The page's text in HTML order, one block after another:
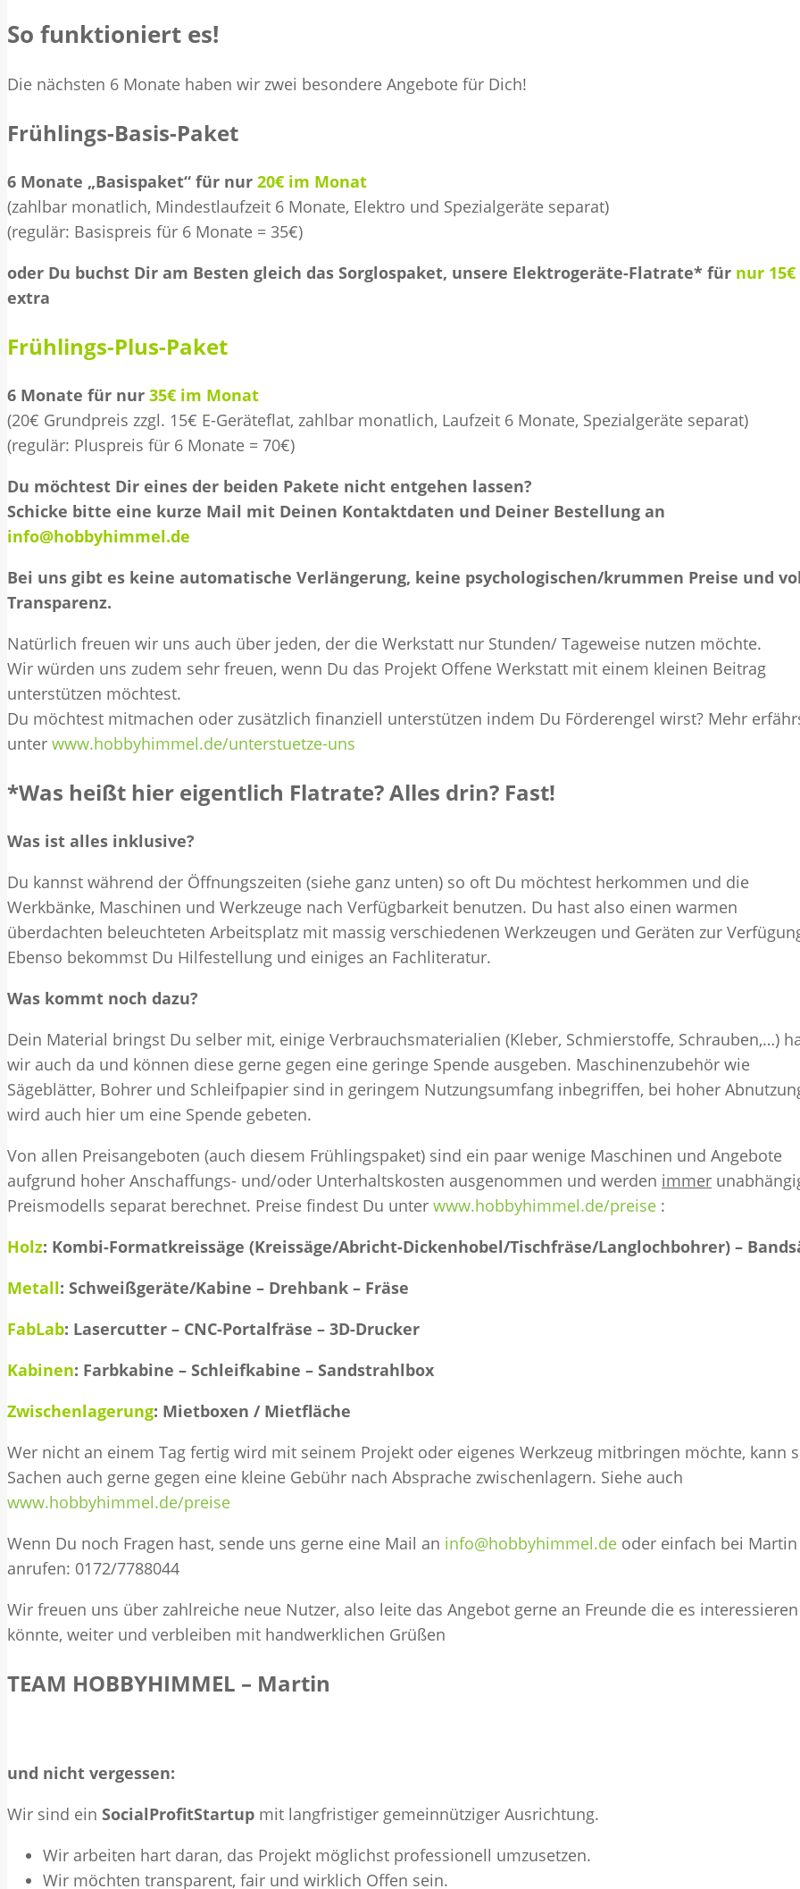
So funktioniert es!
Die nächsten 6 Monate haben wir zwei besondere Angebote für Dich!
Frühlings-Basis-Paket
6 Monate „Basispaket“ für nur 20€ im Monat
(zahlbar monatlich, Mindestlaufzeit 6 Monate, Elektro und Spezialgeräte separat)
(regulär: Basispreis für 6 Monate = 35€)
oder Du buchst Dir am Besten gleich das Sorglospaket, unsere Elektrogeräte-Flatrate* für nur 15€
extra
Frühlings-Plus-Paket
6 Monate für nur 35€ im Monat
(20€ Grundpreis zzgl. 15€ E-Geräteflat, zahlbar monatlich, Laufzeit 6 Monate, Spezialgeräte separat)
(regulär: Pluspreis für 6 Monate = 70€)
Du möchtest Dir eines der beiden Pakete nicht entgehen lassen?
Schicke bitte eine kurze Mail mit Deinen Kontaktdaten und Deiner Bestellung an
info@hobbyhimmel.de
Bei uns gibt es keine automatische Verlängerung, keine psychologischen/krummen Preise und
Transparenz.
Natürlich freuen wir uns auch über jeden, der die Werkstatt nur Stunden/ Tageweise nutzen möchte.
Wir würden uns zudem sehr freuen, wenn Du das Projekt Offene Werkstatt mit einem kleinen Beitrag
unterstützen möchtest.
Du möchtest mitmachen oder zusätzlich finanziell unterstützen indem Du Förderengel wirst? Mehr
unter www.hobbyhimmel.de/unterstuetze-uns
*Was heißt hier eigentlich Flatrate? Alles drin? Fast!
Was ist alles inklusive?
Du kannst während der Öffnungszeiten (siehe ganz unten) so oft Du möchtest herkommen und die
Werkbänke, Maschinen und Werkzeuge nach Verfügbarkeit benutzen. Du hast also einen warmen
überdachten beleuchteten Arbeitsplatz mit massig verschiedenen Werkzeugen und Geräten zur
Ebenso bekommst Du Hilfestellung und einiges an Fachliteratur.
Was kommt noch dazu?
Dein Material bringst Du selber mit, einige Verbrauchsmaterialien (Kleber, Schmierstoffe, Schrauben,…)
wir auch da und können diese gerne gegen eine geringe Spende ausgeben. Maschinenzubehör wie
Sägeblätter, Bohrer und Schleifpapier sind in geringem Nutzungsumfang inbegriffen, bei hoher
wird auch hier um eine Spende gebeten.
Von allen Preisangeboten (auch diesem Frühlingspaket) sind ein paar wenige Maschinen und Angebote
aufgrund hoher Anschaffungs- und/oder Unterhaltskosten ausgenommen und werden immer
Preismodells separat berechnet. Preise findest Du unter www.hobbyhimmel.de/preise :
Holz: Kombi-Formatkreissäge (Kreissäge/Abricht-Dickenhobel/Tischfräse/Langlochbohrer) –
Metall: Schweißgeräte/Kabine – Drehbank – Fräse
FabLab: Lasercutter – CNC-Portalfräse – 3D-Drucker
Kabinen: Farbkabine – Schleifkabine – Sandstrahlbox
Zwischenlagerung: Mietboxen / Mietfläche
Wer nicht an einem Tag fertig wird mit seinem Projekt oder eigenes Werkzeug mitbringen möchte, kann
Sachen auch gerne gegen eine kleine Gebühr nach Absprache zwischenlagern. Siehe auch
www.hobbyhimmel.de/preise
Wenn Du noch Fragen hast, sende uns gerne eine Mail an info@hobbyhimmel.de oder einfach bei Martin
anrufen: 0172/7788044
Wir freuen uns über zahlreiche neue Nutzer, also leite das Angebot gerne an Freunde die es interessieren
könnte, weiter und verbleiben mit handwerklichen Grüßen
TEAM HOBBYHIMMEL – Martin
und nicht vergessen:
Wir sind ein SocialProfitStartup mit langfristiger gemeinnütziger Ausrichtung.
Wir arbeiten hart daran, das Projekt möglichst professionell umzusetzen.
Wir möchten transparent, fair und wirklich Offen sein.